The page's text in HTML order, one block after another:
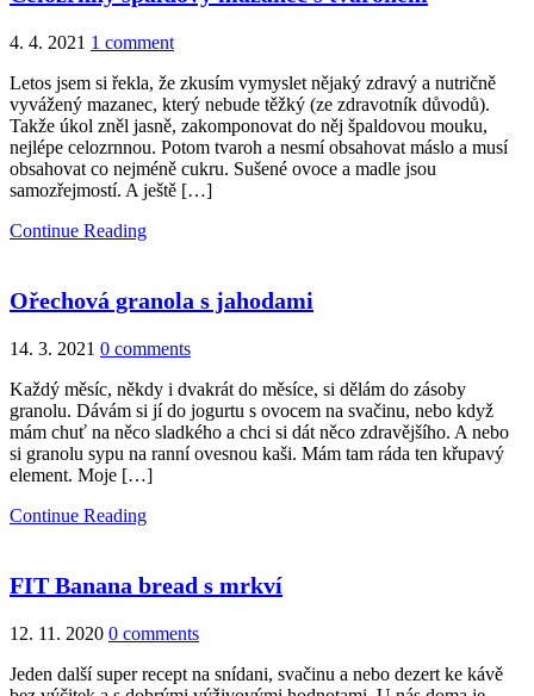
4. 4. 2021 1 comment
Letos jsem si řekla, že zkusím vymyslet nějaký zdravý a nutričně
vyvážený mazanec, který nebude těžký (ze zdravotník důvodů).
Takže úkol zněl jasně, zakomponovat do něj špaldovou mouku,
nejlépe celozrnnou. Potom tvaroh a nesmí obsahovat máslo a musí
obsahovat co nejméně cukru. Sušené ovoce a madle jsou
samozřejmostí. A ještě […]
Continue Reading
Ořechová granola s jahodami
14. 3. 2021 0 comments
Každý měsíc, někdy i dvakrát do měsíce, si dělám do zásoby
granolu. Dávám si jí do jogurtu s ovocem na svačinu, nebo když
mám chuť na něco sladkého a chci si dát něco zdravějšího. A nebo
si granolu sypu na ranní ovesnou kaši. Mám tam ráda ten křupavý
element. Moje […]
Continue Reading
FIT Banana bread s mrkví
12. 11. 2020 0 comments
Jeden další super recept na snídani, svačinu a nebo dezert ke kávě